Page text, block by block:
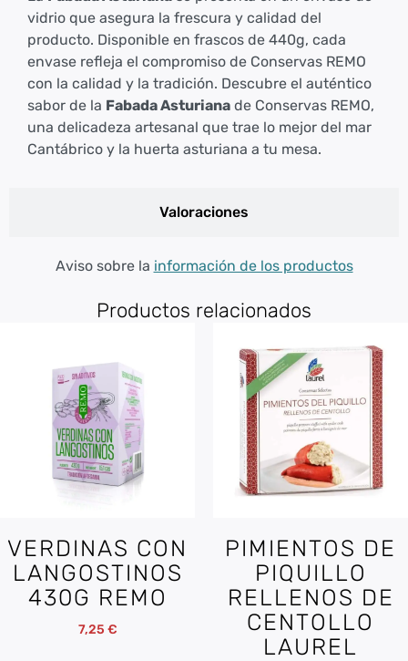
Valoraciones
vidrio que asegura la frescura y calidad del
producto. Disponible en frascos de 440g, cada
envase refleja el compromiso de Conservas REMO
con la calidad y la tradición. Descubre el auténtico
sabor de la Fabada Asturiana de Conservas REMO,
una delicadeza artesanal que trae lo mejor del mar
Cantábrico y la huerta asturiana a tu mesa.
Aviso sobre la información de los productos
Productos relacionados
VERDINAS CON
LANGOSTINOS
430G REMO
7,25 €
PIMIENTOS DE
PIQUILLO
RELLENOS DE
CENTOLLO
LAUREL